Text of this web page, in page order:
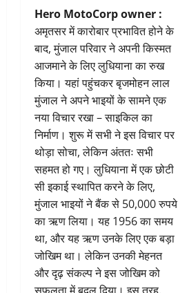
Hero MotoCorp owner :
अमृतसर में कारोबार प्रभावित होने के
बाद, मुंजाल परिवार ने अपनी किस्मत
आजमाने के लिए लुधियाना का रुख
किया। यहां पहुंचकर बृजमोहन लाल
मुंजाल ने अपने भाइयों के सामने एक
नया विचार रखा – साइकिल का
निर्माण। शुरू में सभी ने इस विचार पर
थोड़ा सोचा, लेकिन अंततः सभी
सहमत हो गए। लुधियाना में एक छोटी
सी इकाई स्थापित करने के लिए,
मुंजाल भाइयों ने बैंक से 50,000 रुपये
का ऋण लिया। यह 1956 का समय
था, और यह ऋण उनके लिए एक बड़ा
जोखिम था। लेकिन उनकी मेहनत
और दृढ़ संकल्प ने इस जोखिम को